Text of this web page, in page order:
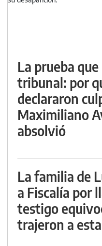
La prueba
tribunal: por
declararon
Maximiliano
absolvió
La familia de
a Fiscalía por
testigo
trajeron a